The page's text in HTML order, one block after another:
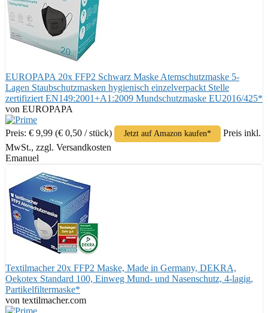
EUROPAPA 20x FFP2 Schwarz Maske Atemschutzmaske 5-
Lagen Staubschutzmasken hygienisch einzelverpackt Stelle
zertifiziert EN149:2001+A1:2009 Mundschutzmaske EU2016/425*
von EUROPAPA
Preis: € 9,99 (€ 0,50 / stück) Jetzt auf Amazon kaufen*
Preis inkl.
MwSt., zzgl. Versandkosten
Emanuel
Textilmacher 20x FFP2 Maske, Made in Germany, DEKRA,
Oekotex Standard 100, Einweg Mund- und Nasenschutz, 4-lagig,
Partikelfiltermaske*
von textilmacher.com